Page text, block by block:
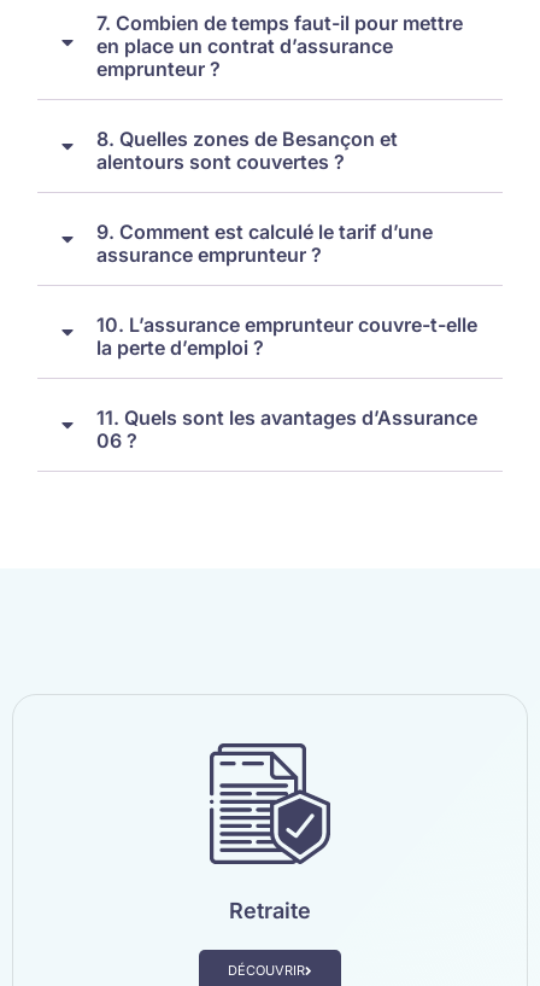
7. Combien de temps faut-il pour mettre
en place un contrat d’assurance
emprunteur ?
8. Quelles zones de Besançon et
alentours sont couvertes ?
9. Comment est calculé le tarif d’une
assurance emprunteur ?
10. L’assurance emprunteur couvre-t-elle
la perte d’emploi ?
11. Quels sont les avantages d’Assurance
06 ?
Retraite
DÉCOUVRIR